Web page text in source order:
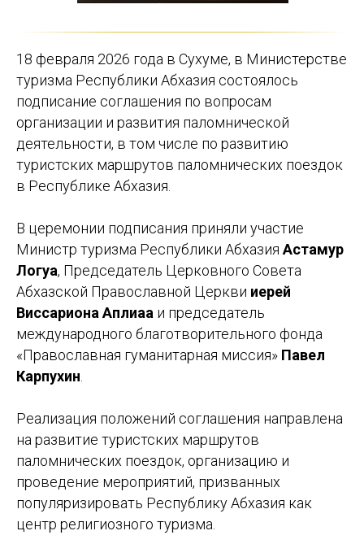
18 февраля 2026 года в Сухуме, в Министерстве
туризма Республики Абхазия состоялось
подписание соглашения по вопросам
организации и развития паломнической
деятельности, в том числе по развитию
туристских маршрутов паломнических поездок
в Республике Абхазия.
В церемонии подписания приняли участие
Министр туризма Республики Абхазия Астамур
Логуа, Председатель Церковного Совета
Абхазской Православной Церкви иерей
Виссариона Аплиаа и председатель
международного благотворительного фонда
«Православная гуманитарная миссия» Павел
Карпухин
Реализация положений соглашения направлена
на развитие туристских маршрутов
паломнических поездок, организацию и
проведение мероприятий, призванных
популяризировать Республику Абхазия как
центр религиозного туризма.